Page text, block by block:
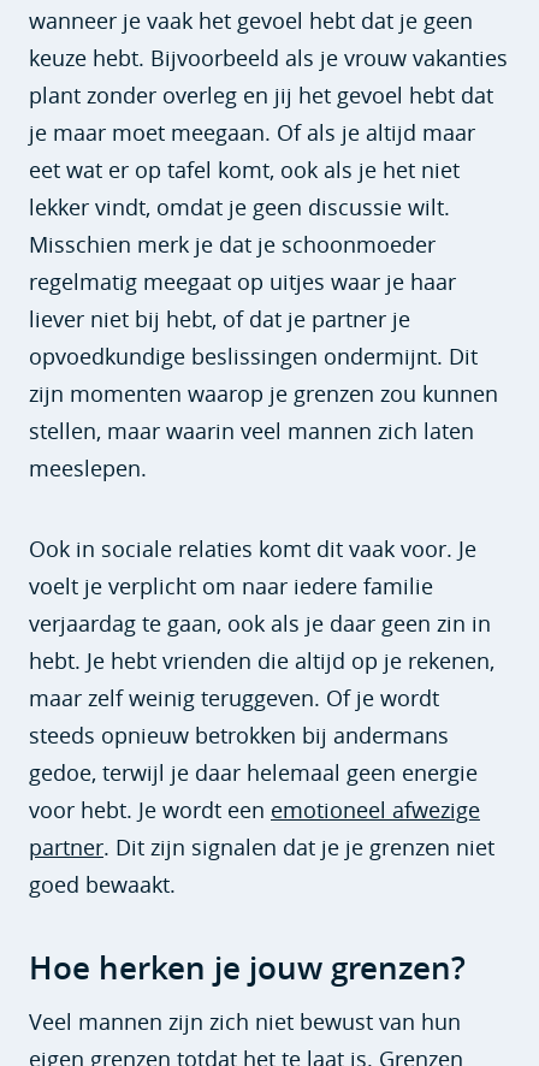
wanneer je vaak het gevoel hebt dat je geen
keuze hebt. Bijvoorbeeld als je vrouw vakanties
plant zonder overleg en jij het gevoel hebt dat
je maar moet meegaan. Of als je altijd maar
eet wat er op tafel komt, ook als je het niet
lekker vindt, omdat je geen discussie wilt.
Misschien merk je dat je schoonmoeder
regelmatig meegaat op uitjes waar je haar
liever niet bij hebt, of dat je partner je
opvoedkundige beslissingen ondermijnt. Dit
zijn momenten waarop je grenzen zou kunnen
stellen, maar waarin veel mannen zich laten
meeslepen.
Ook in sociale relaties komt dit vaak voor. Je
voelt je verplicht om naar iedere familie
verjaardag te gaan, ook als je daar geen zin in
hebt. Je hebt vrienden die altijd op je rekenen,
maar zelf weinig teruggeven. Of je wordt
steeds opnieuw betrokken bij andermans
gedoe, terwijl je daar helemaal geen energie
voor hebt. Je wordt een emotioneel afwezige
partner. Dit zijn signalen dat je je grenzen niet
goed bewaakt.
Hoe herken je jouw grenzen?
Veel mannen zijn zich niet bewust van hun
eigen grenzen totdat het te laat is. Grenzen